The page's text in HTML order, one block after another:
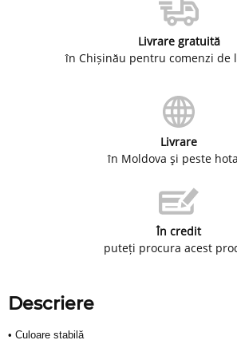
Livrare gratuită
în Chișinău pentru comenzi de
Livrare
în Moldova şi peste
În credit
puteți procura acest
Descriere
• Culoare stabilă